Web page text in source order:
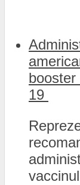
19